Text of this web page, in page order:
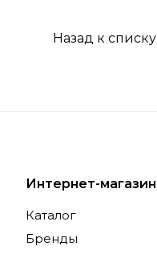
Назад к списку
Интернет-магазин
Каталог
Бренды